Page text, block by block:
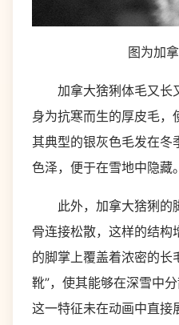
图为加
加拿大猞猁体毛又长
身为抗寒而生的厚皮毛，
其典型的银灰色毛发在冬
色泽，便于在雪地中隐藏。
此外，加拿大猞猁的
骨连接松散，这样的结构
的脚掌上覆盖着浓密的长
靴”，使其能够在深雪中
这一特征未在动画中直接